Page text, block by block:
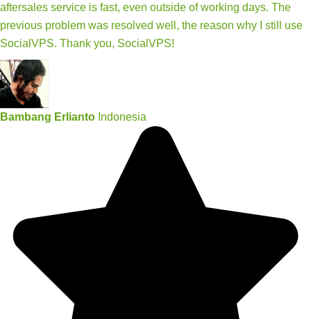
aftersales service is fast, even outside of working days. The
previous problem was resolved well, the reason why I still use
SocialVPS. Thank you, SocialVPS!
Bambang Erlianto Indonesia